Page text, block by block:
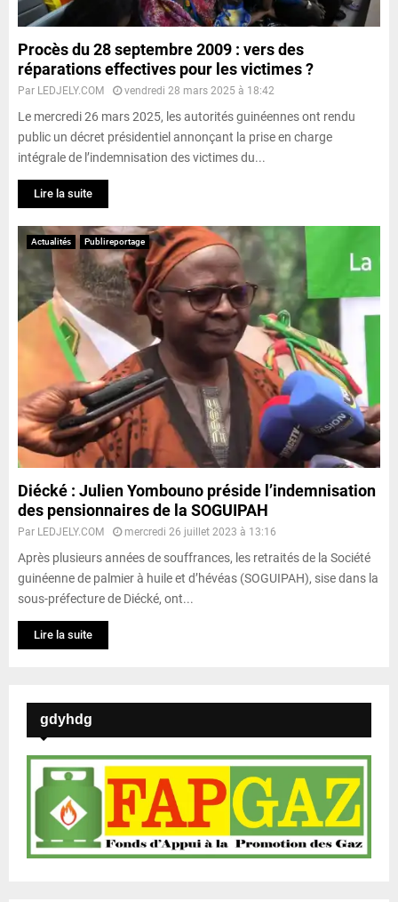
Procès du 28 septembre 2009 : vers des
réparations effectives pour les victimes ?
Par LEDJELY.COM vendredi 28 mars 2025 à 18:42
Le mercredi 26 mars 2025, les autorités guinéennes ont rendu
public un décret présidentiel annonçant la prise en charge
intégrale de l’indemnisation des victimes du...
Lire la suite
Actualités Publireportage
Diécké : Julien Yombouno préside l’indemnisation
des pensionnaires de la SOGUIPAH
Par LEDJELY.COM mercredi 26 juillet 2023 à 13:16
Après plusieurs années de souffrances, les retraités de la Société
guinéenne de palmier à huile et d’hévéas (SOGUIPAH), sise dans la
sous-préfecture de Diécké, ont...
Lire la suite
gdyhdg